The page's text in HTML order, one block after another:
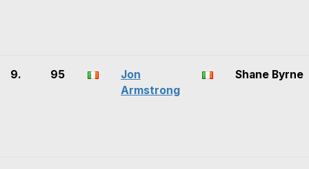
9. 95
Jon
Armstrong
Shane Byrne